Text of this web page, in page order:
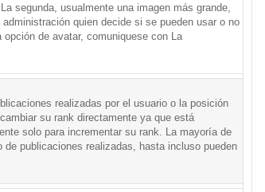
segunda, usualmente una imagen más grande,
quien decide si se pueden usar o no
de avatar, comuniquese con La
realizadas por el usuario o la posición
su rank directamente ya que está
solo para incrementar su rank. La mayoría de
publicaciones realizadas, hasta incluso pueden